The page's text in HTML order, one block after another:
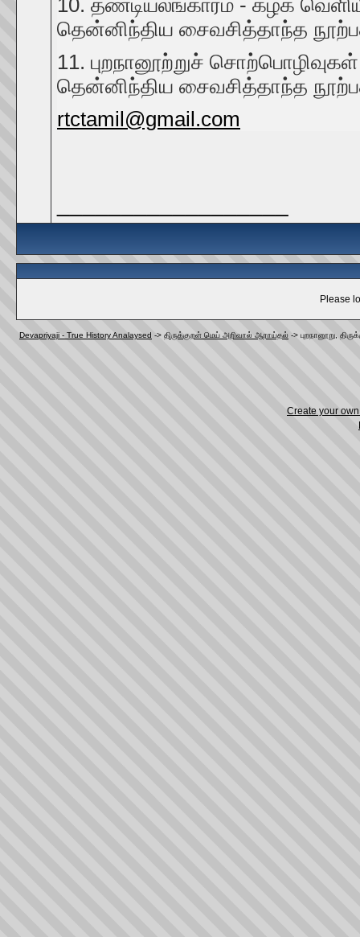
10. தண்டியலங்காரம் - கழக
தென்னிந்திய சைவசித்தாந்த
11. புறநானூற்றுச்
தென்னிந்திய சைவசித்தாந்த
rtctamil@gmail.com
Please
Devapriyaji - True History Analaysed -> திருக்குறள் மெய் அறிவால் ஆராய்தல் -> புறநானூறு,
Create your